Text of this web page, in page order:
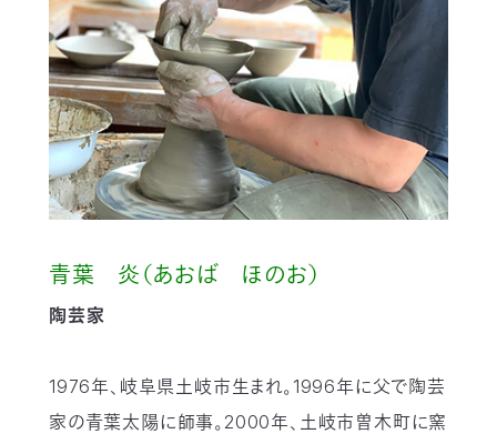
青葉 炎（あおば ほのお）
陶芸家
1976年、岐阜県土岐市生まれ。1996年に父で陶芸
家の青葉太陽に師事。2000年、土岐市曽木町に窯